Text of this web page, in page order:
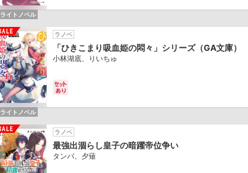
ライトノベル
ラノベ
「ひきこまり吸血姫の悶々」シリーズ（GA文庫）
小林湖底、りいちゅ
ライトノベル
ラノベ
最強出涸らし皇子の暗躍帝位争い
タンバ、夕薙